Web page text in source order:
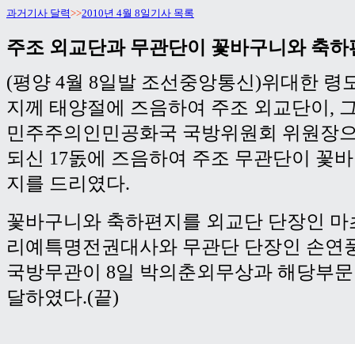
과거기사 달력>>2010년 4월 8일기사 목록
주조 외교단과 무관단이 꽃바구니와 축하
(평양 4월 8일발 조선중앙통신)위대한 령
지께 태양절에 즈음하여 주조 외교단이,
민주주의인민공화국 국방위원회 위원장
되신 17돐에 즈음하여 주조 무관단이 꽃
지를 드리였다.
꽃바구니와 축하편지를 외교단 단장인
리예특명전권대사와 무관단 단장인 손연
국방무관이 8일 박의춘외무상과 해당부
달하였다.(끝)